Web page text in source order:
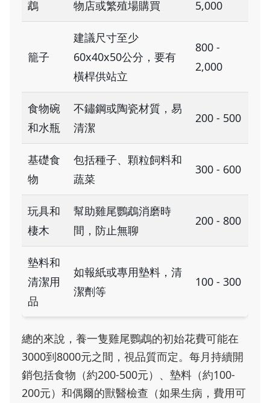
鵡 物店或繁殖場購買 5,000
籠子
建議尺寸至少
60x40x50公分，要有
橫桿供站立
800 -
2,000
食物碗
和水瓶
不鏽鋼或陶瓷材質，易
清潔
200 - 500
基礎食
物
包括種子、顆粒飼料和
蔬菜
300 - 600
玩具和
棲木
幫助雞尾鸚鵡消磨時
間，防止無聊
200 - 800
墊料和
清潔用
品
如報紙或專用墊料，清
潔劑等
100 - 300
總的來說，養一隻雞尾鸚鵡的初始花費可能在
3000到8000元之間，視品質而定。每月持續開
銷包括食物（約200-500元）、墊料（約100-
200元）和偶爾的獸醫檢查（如果生病，費用可